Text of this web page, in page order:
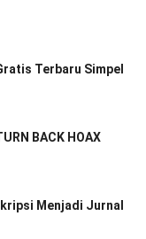
Terbaru Simpel
BACK HOAX
Menjadi Jurnal